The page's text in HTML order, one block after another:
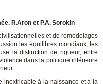
R.Aron et P.A. Sorokin
et de remodelages
les équilibres mondiaux, les
la distinction de rigueur, entre
dans la politique intérieure
inextricable à la naissance et à la